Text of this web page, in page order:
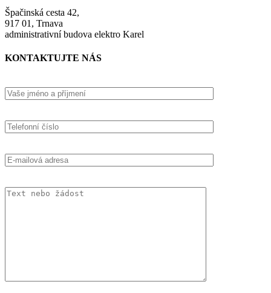
Špačinská cesta 42,
917 01, Trnava
administrativní budova elektro Karel
KONTAKTUJTE NÁS